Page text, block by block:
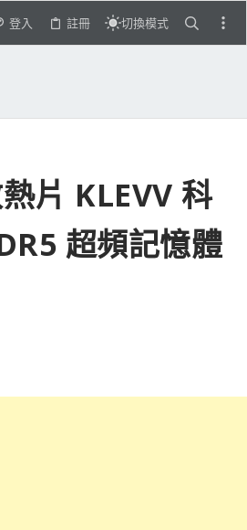
登入 註冊 切換模式
片 KLEVV 科
超頻記憶體